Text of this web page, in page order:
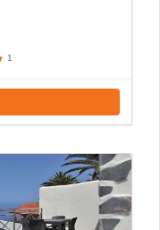
1